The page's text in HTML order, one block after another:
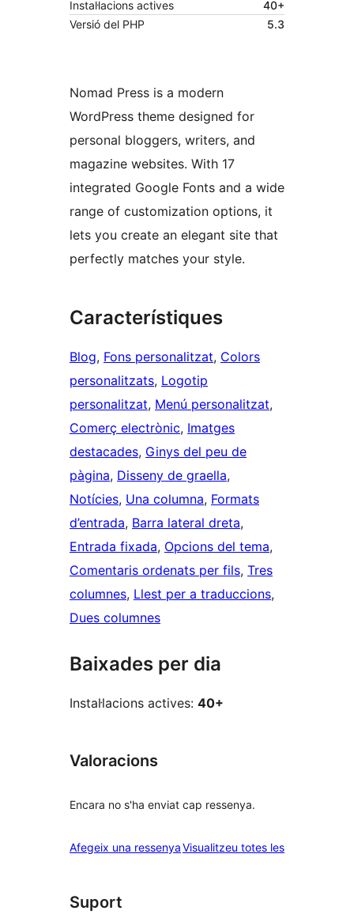
Instal·lacions actives
40+
Versió del PHP
5.3
Nomad Press is a modern
WordPress theme designed for
personal bloggers, writers, and
magazine websites. With 17
integrated Google Fonts and a wide
range of customization options, it
lets you create an elegant site that
perfectly matches your style.
Característiques
Blog, Fons personalitzat, Colors
personalitzats, Logotip
personalitzat, Menú personalitzat
Comerç electrònic, Imatges
destacades, Ginys del peu de
pàgina, Disseny de graella
Notícies, Una columna, Formats
d’entrada, Barra lateral dreta
Entrada fixada, Opcions del tema
Comentaris ordenats per fils, Tres
columnes, Llest per a traduccions
Dues columnes
Baixades per dia
Instal·lacions actives: 40+
Valoracions
Encara no s'ha enviat cap ressenya.
Afegeix una ressenyaVisualitzeu totes lesressenyes
Suport